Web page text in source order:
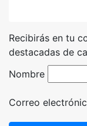
Recibirás en tu
destacadas de
Nombre
Correo